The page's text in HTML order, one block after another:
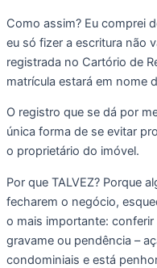
Como assim? Eu comprei
eu só fizer a escritura não
registrada no Cartório de
matrícula estará em nome
O registro que se dá por
única forma de se evitar
o proprietário do imóvel.
Por que TALVEZ? Porque
fecharem o negócio,
o mais importante:
gravame ou pendência –
condominiais e está